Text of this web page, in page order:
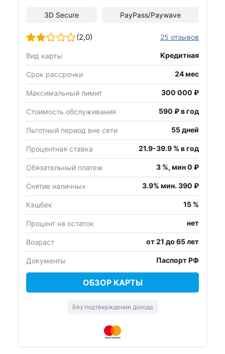
3D Secure PayPass/Paywave
(2,0) 25 отзывов
Вид карты Кредитная
Срок рассрочки 24 мес
Максимальный лимит 300 000 ₽
Стоимость обслуживания 590 ₽ в год
Льготный период вне сети 55 дней
Процентная ставка 21.9-39.9 % в год
Обязательный платеж 3 %, мин 0 ₽
Снятие наличных 3.9% мин. 390 ₽
Кэшбек 15 %
Процент на остаток нет
Возраст от 21 до 65 лет
Документы Паспорт РФ
ОБЗОР КАРТЫ
Без подтверждения дохода